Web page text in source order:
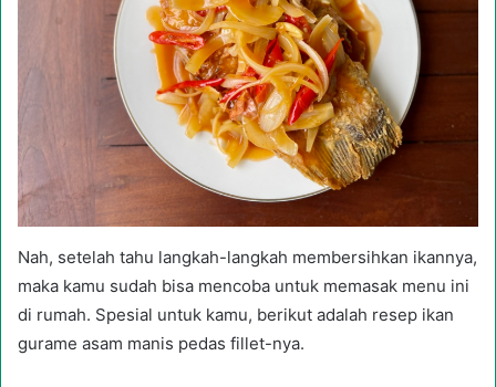
Nah, setelah tahu langkah-langkah membersihkan ikannya,
maka kamu sudah bisa mencoba untuk memasak menu ini
di rumah. Spesial untuk kamu, berikut adalah resep ikan
gurame asam manis pedas fillet-nya.